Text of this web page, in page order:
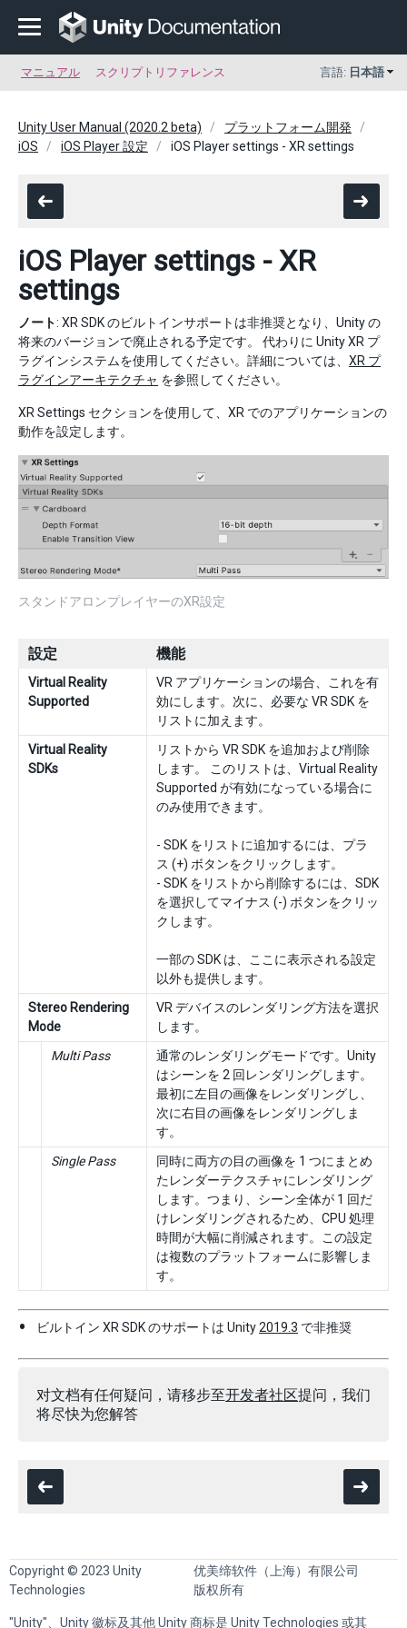
マニュアル スクリプトリファレンス 言語: 日本語
Unity User Manual (2020.2 beta)
プラットフォーム開発
iOS
iOS Player 設定 iOS Player settings - XR settings
iOS Player settings - XR
settings
ノート: XR SDK のビルトインサポートは非推奨となり、Unity の
将来のバージョンで廃止される予定です。 代わりに Unity XR プ
ラグインシステムを使用してください。詳細については、 XR プ
ラグインアーキテクチャ を参照してください。
XR Settings セクションを使用して、XR でのアプリケーションの
動作を設定します。
スタンドアロンプレイヤーのXR設定
設定 機能
Virtual Reality
Supported
VR アプリケーションの場合、これを有
効にします。次に、必要な VR SDK を
リストに加えます。
Virtual Reality
SDKs
リストから VR SDK を追加および削除
します。 このリストは、Virtual Reality
Supported が有効になっている場合に
のみ使用できます。
- SDK をリストに追加するには、プラ
ス (+) ボタンをクリックします。
- SDK をリストから削除するには、SDK
を選択してマイナス (-) ボタンをクリッ
クします。
一部の SDK は、ここに表示される設定
以外も提供します。
Stereo Rendering
Mode
VR デバイスのレンダリング方法を選択
します。
Multi Pass
通常のレンダリングモードです。Unity
はシーンを 2 回レンダリングします。
最初に左目の画像をレンダリングし、
次に右目の画像をレンダリングしま
す。
Single Pass
同時に両方の目の画像を 1 つにまとめ
たレンダーテクスチャにレンダリング
します。つまり、シーン全体が 1 回だ
けレンダリングされるため、CPU 処理
時間が大幅に削減されます。この設定
は複数のプラットフォームに影響しま
す。
ビルトイン XR SDK のサポートは Unity2019.3 で非推奨
对文档有任何疑问，请移步至开发者社区提问，我们
将尽快为您解答
Copyright © 2023 Unity
Technologies
优美缔软件（上海）有限公司
版权所有
"Unity"、Unity 徽标及其他 Unity 商标是 Unity Technologies 或其